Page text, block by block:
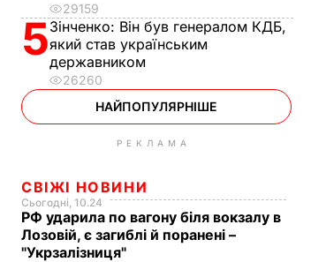
29159
5Зінченко: Він був генералом КДБ,
який став українським
державником
26260
НАЙПОПУЛЯРНІШЕ
РЕКЛАМА
СВІЖІ НОВИНИ
Сьогодні, 10.24
РФ ударила по вагону біля вокзалу в
Лозовій, є загиблі й поранені –
"Укрзалізниця"